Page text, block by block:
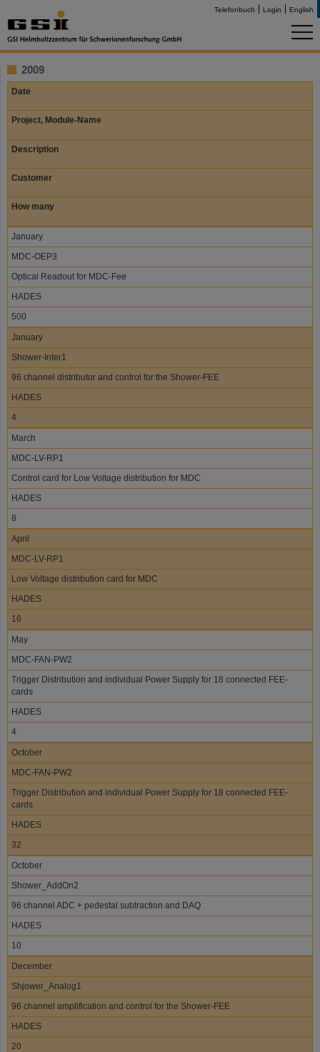
Telefonbuch Login English
2009
Date
Project, Module-Name
Description
Customer
How many
January
MDC-OEP3
Optical Readout for MDC-Fee
HADES
500
January
Shower-Inter1
96 channel distributor and control for the Shower-FEE
HADES
4
March
MDC-LV-RP1
Control card for Low Voltage distribution for MDC
HADES
8
April
MDC-LV-RP1
Low Voltage distribution card for MDC
HADES
16
May
MDC-FAN-PW2
Trigger Distribution and individual Power Supply for 18 connected FEE-
cards
HADES
4
October
MDC-FAN-PW2
Trigger Distribution and individual Power Supply for 18 connected FEE-
cards
HADES
32
October
Shower_AddOn2
96 channel ADC + pedestal subtraction and DAQ
HADES
10
December
Shjower_Analog1
96 channel amplification and control for the Shower-FEE
HADES
20